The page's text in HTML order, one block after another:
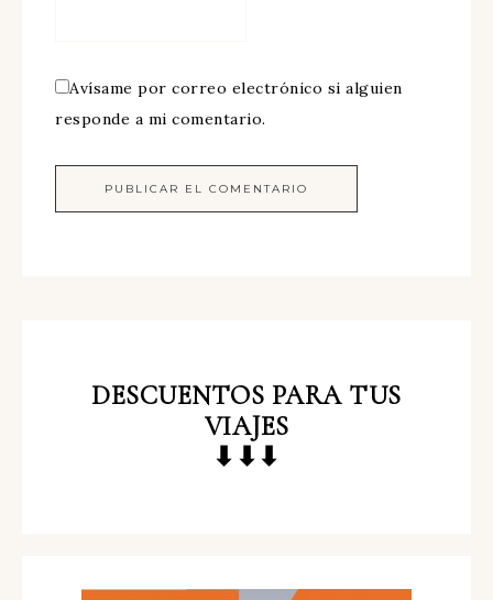
Avísame por correo electrónico si alguien
responde a mi comentario.
DESCUENTOS PARA TUS
VIAJES
⬇⬇⬇